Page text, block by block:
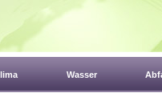
Wasser